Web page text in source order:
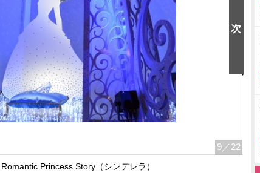
9 ／22
Princess Story（シンデレラ）